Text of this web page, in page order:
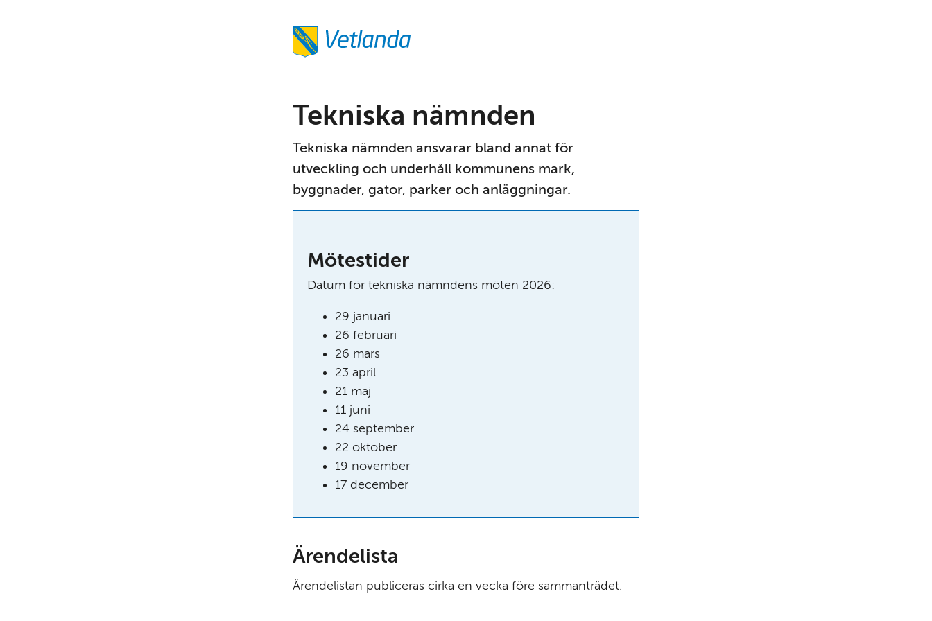
Tekniska nämnden
Tekniska nämnden ansvarar bland annat för
utveckling och underhåll kommunens mark,
byggnader, gator, parker och anläggningar.
Mötestider
Datum för tekniska nämndens möten 2026:
29 januari
26 februari
26 mars
23 april
21 maj
11 juni
24 september
22 oktober
19 november
17 december
Ärendelista
Ärendelistan publiceras cirka en vecka före sammanträdet.